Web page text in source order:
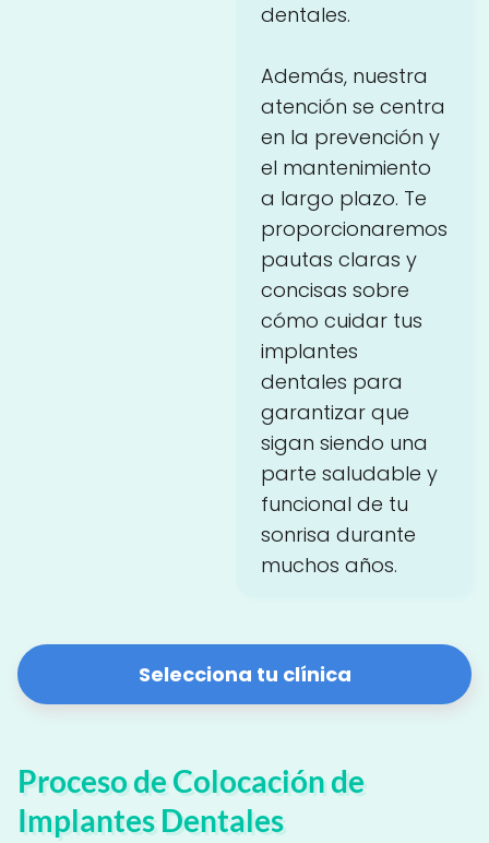
dentales.
Además, nuestra
atención se centra
en la prevención y
el mantenimiento
a largo plazo. Te
proporcionaremos
pautas claras y
concisas sobre
cómo cuidar tus
implantes
dentales para
garantizar que
sigan siendo una
parte saludable y
funcional de tu
sonrisa durante
muchos años.
Selecciona tu clínica
Proceso de Colocación de
Implantes Dentales